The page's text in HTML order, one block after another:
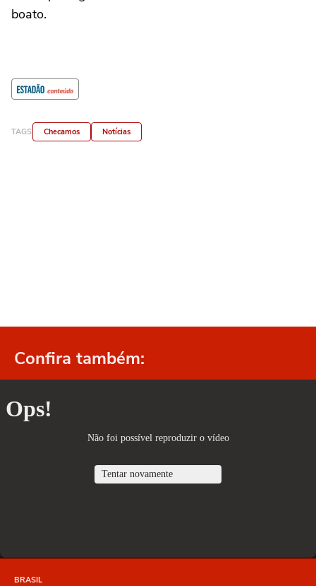
boato.
TAGS Checamos Notícias
Confira também:
BRASIL